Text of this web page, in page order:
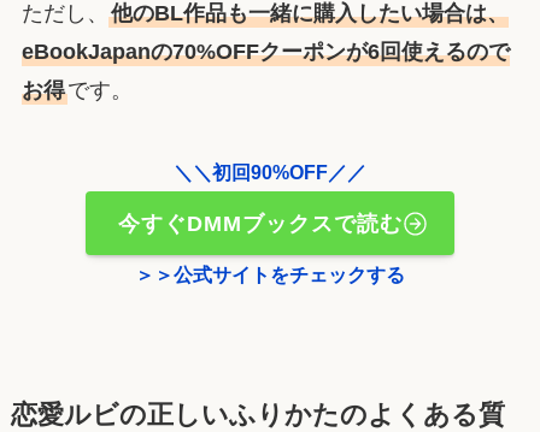
ただし、 他のBL作品も一緒に購入したい場合は、
eBookJapanの70%OFFクーポンが6回使えるので
お得です。
＼＼初回90%OFF／／
今すぐDMMブックスで読む
＞＞公式サイトをチェックする
恋愛ルビの正しいふりかたのよくある質